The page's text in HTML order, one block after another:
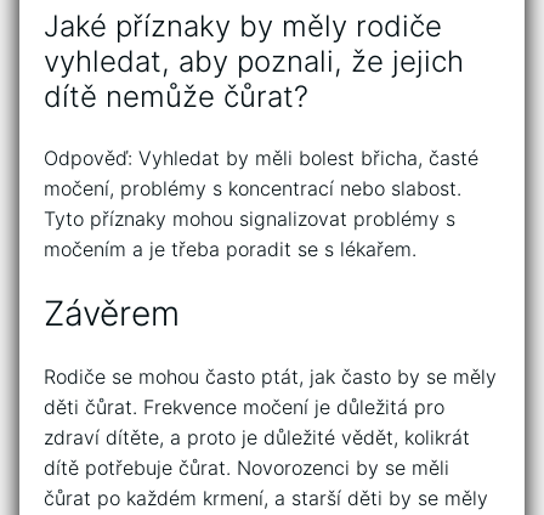
Jaké příznaky by měly rodiče
vyhledat, aby poznali, že jejich
dítě nemůže čůrat?
Odpověď: Vyhledat by měli bolest břicha, časté
močení, problémy s koncentrací nebo slabost.
Tyto příznaky mohou signalizovat problémy s
močením a je třeba poradit se s lékařem.
Závěrem
Rodiče se mohou často ptát, jak často by se měly
děti čůrat. Frekvence močení je důležitá pro
zdraví dítěte, a proto je důležité vědět, kolikrát
dítě potřebuje čůrat. Novorozenci by se měli
čůrat po každém krmení, a starší děti by se měly